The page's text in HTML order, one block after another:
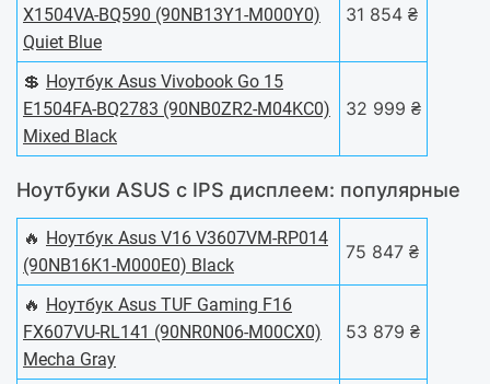
X1504VA-BQ590 (90NB13Y1-M000Y0)
Quiet Blue
31 854 ₴
💲 Ноутбук Asus Vivobook Go 15
E1504FA-BQ2783 (90NB0ZR2-M04KC0)
Mixed Black
32 999 ₴
Ноутбуки ASUS с IPS дисплеем: популярные
🔥 Ноутбук Asus V16 V3607VM-RP014
(90NB16K1-M000E0) Black
75 847 ₴
🔥 Ноутбук Asus TUF Gaming F16
FX607VU-RL141 (90NR0N06-M00CX0)
Mecha Gray
53 879 ₴